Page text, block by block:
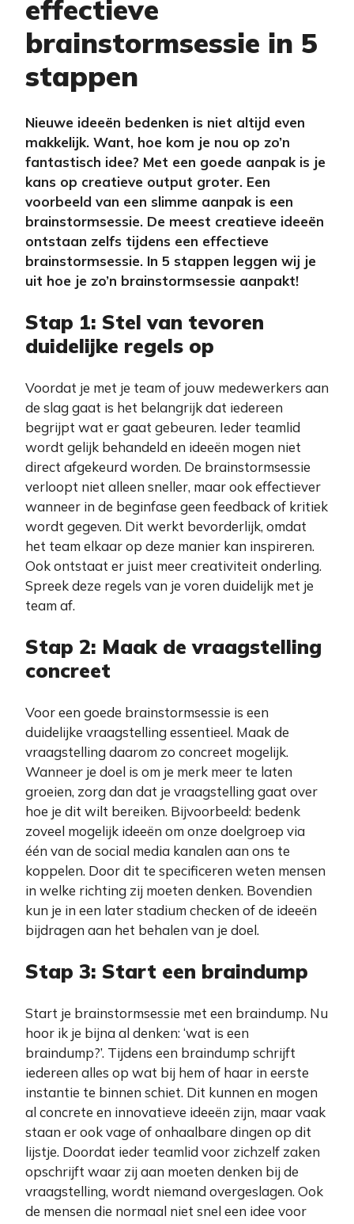
effectieve
brainstormsessie in 5
stappen
Nieuwe ideeën bedenken is niet altijd even
makkelijk. Want, hoe kom je nou op zo’n
fantastisch idee? Met een goede aanpak is je
kans op creatieve output groter. Een
voorbeeld van een slimme aanpak is een
brainstormsessie. De meest creatieve ideeën
ontstaan zelfs tijdens een effectieve
brainstormsessie. In 5 stappen leggen wij je
uit hoe je zo’n brainstormsessie aanpakt!
Stap 1: Stel van tevoren
duidelijke regels op
Voordat je met je team of jouw medewerkers aan
de slag gaat is het belangrijk dat iedereen
begrijpt wat er gaat gebeuren. Ieder teamlid
wordt gelijk behandeld en ideeën mogen niet
direct afgekeurd worden. De brainstormsessie
verloopt niet alleen sneller, maar ook effectiever
wanneer in de beginfase geen feedback of kritiek
wordt gegeven. Dit werkt bevorderlijk, omdat
het team elkaar op deze manier kan inspireren.
Ook ontstaat er juist meer creativiteit onderling.
Spreek deze regels van je voren duidelijk met je
team af.
Stap 2: Maak de vraagstelling
concreet
Voor een goede brainstormsessie is een
duidelijke vraagstelling essentieel. Maak de
vraagstelling daarom zo concreet mogelijk.
Wanneer je doel is om je merk meer te laten
groeien, zorg dan dat je vraagstelling gaat over
hoe je dit wilt bereiken. Bijvoorbeeld: bedenk
zoveel mogelijk ideeën om onze doelgroep via
één van de social media kanalen aan ons te
koppelen. Door dit te specificeren weten mensen
in welke richting zij moeten denken. Bovendien
kun je in een later stadium checken of de ideeën
bijdragen aan het behalen van je doel.
Stap 3: Start een braindump
Start je brainstormsessie met een braindump. Nu
hoor ik je bijna al denken: ‘wat is een
braindump?’. Tijdens een braindump schrijft
iedereen alles op wat bij hem of haar in eerste
instantie te binnen schiet. Dit kunnen en mogen
al concrete en innovatieve ideeën zijn, maar vaak
staan er ook vage of onhaalbare dingen op dit
lijstje. Doordat ieder teamlid voor zichzelf zaken
opschrijft waar zij aan moeten denken bij de
vraagstelling, wordt niemand overgeslagen. Ook
de mensen die normaal niet snel een idee voor